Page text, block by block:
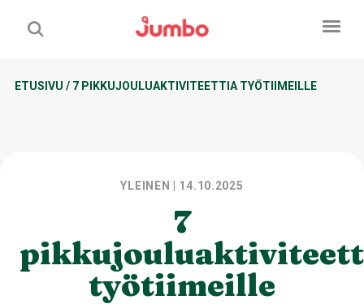
ETUSIVU / 7 PIKKUJOULUAKTIVITEETTIA TYÖTIIMEILLE
YLEINEN | 14.10.2025
7
työtiimeille